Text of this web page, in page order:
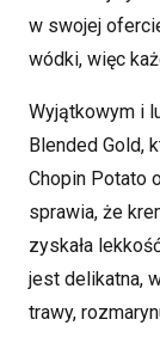
w swojej
wódki, więc
Wyjątkowym i
Blended Gold,
Chopin Potato
sprawia, że
zyskała
jest delikatna,
trawy,